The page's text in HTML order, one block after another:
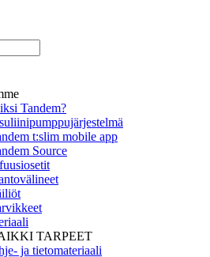
Tandem?
t:slim mobile app
Source
TARPEET
ja tietomateriaali